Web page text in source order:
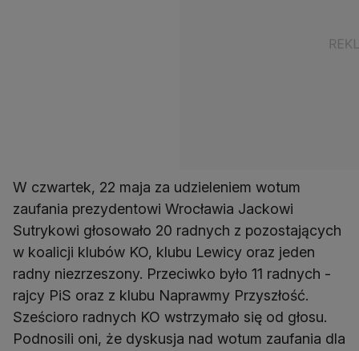
W czwartek, 22 maja za udzieleniem wotum
zaufania prezydentowi Wrocławia Jackowi
Sutrykowi głosowało 20 radnych z pozostających
w koalicji klubów KO, klubu Lewicy oraz jeden
radny niezrzeszony. Przeciwko było 11 radnych -
rajcy PiS oraz z klubu Naprawmy Przyszłość.
Sześcioro radnych KO wstrzymało się od głosu.
Podnosili oni, że dyskusja nad wotum zaufania dla